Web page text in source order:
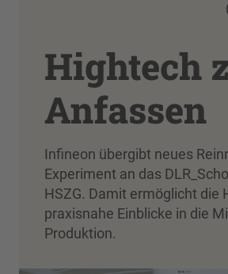
Hightech
Anfassen
Infineon übergibt neues
Experiment an das
HSZG. Damit ermöglicht die
praxisnahe Einblicke in die
Produktion.